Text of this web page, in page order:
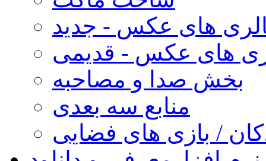
های عکس - جدید
های عکس - قدیمی
بخش صدا و مصاحبه
منابع سه بعدی
/ بازی های فضایی